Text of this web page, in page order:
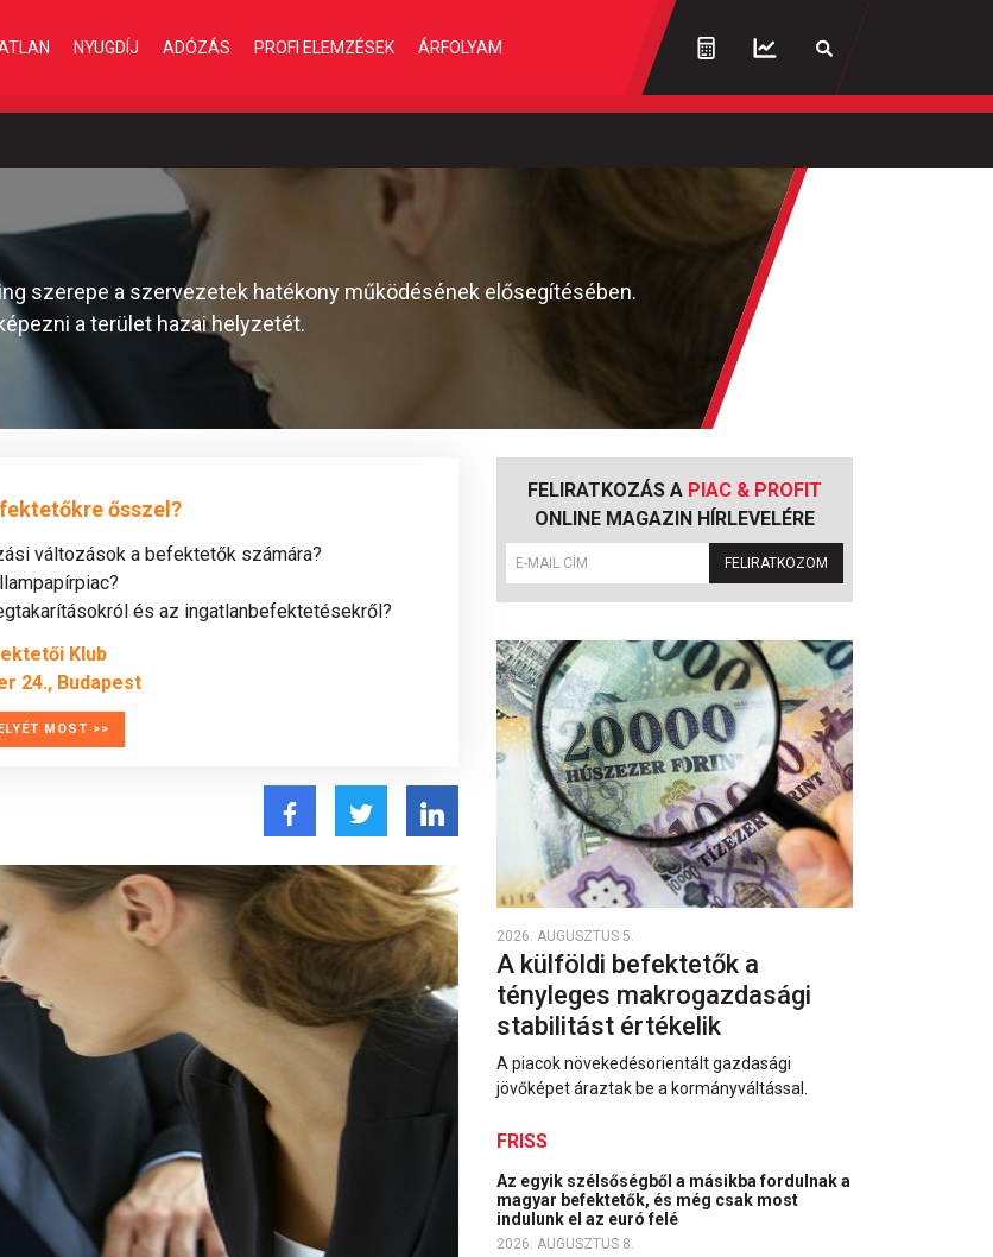
NYUGDÍJ ADÓZÁS PROFI ELEMZÉSEK ÁRFOLYAM
szerepe a szervezetek hatékony működésének elősegítésében.
a terület hazai helyzetét.
ősszel?
változások a befektetők számára?
és az ingatlanbefektetésekről?
Klub
24., Budapest
MOST >>
FELIRATKOZÁS A PIAC & PROFIT
ONLINE MAGAZIN HÍRLEVELÉRE
FELIRATKOZOM
2026. AUGUSZTUS 5.
A külföldi befektetők a
tényleges makrogazdasági
stabilitást értékelik
A piacok növekedésorientált gazdasági
jövőképet áraztak be a kormányváltással.
FRISS
Az egyik szélsőségből a másikba fordulnak a
magyar befektetők, és még csak most
indulunk el az euró felé
2026. AUGUSZTUS 8.